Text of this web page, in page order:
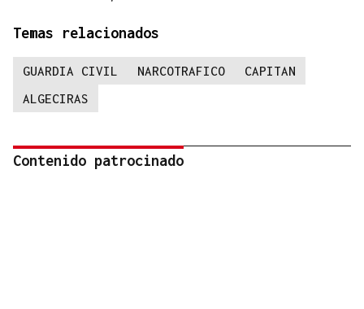
Temas relacionados
GUARDIA CIVIL NARCOTRAFICO
CAPITAN
ALGECIRAS
Contenido patrocinado